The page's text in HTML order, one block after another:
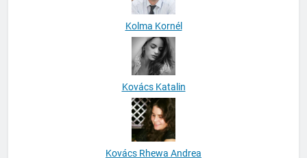
Kolma Kornél
Kovács Katalin